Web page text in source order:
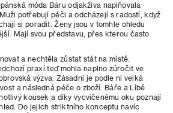
móda Báru odjakživa naplňovala
potřebují péči a odcházejí s radostí, když
si poradit. Ženy jsou v tomhle ohledu
Mají svou představu, přes kterou často
a nechtěla zůstat stát na místě.
praxí teď mohla naplno zúročit ve
výzva. Zásadní je podle ní velká
a následná péče o zboží. Báře a Líbě
kousek a díky vycvičenému oku poznají
Do jejich striktního konceptu navíc